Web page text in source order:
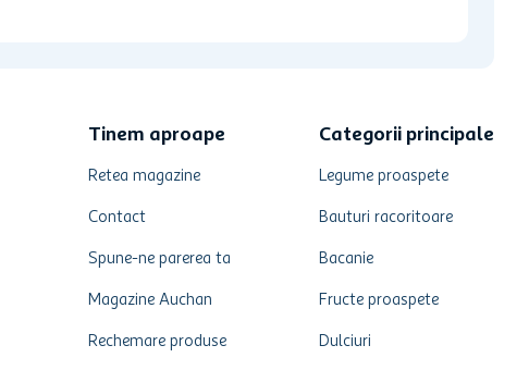
Tinem aproape
Retea magazine
Contact
Spune-ne parerea ta
Magazine Auchan
Rechemare produse
Categorii principale
Legume proaspete
Bauturi racoritoare
Bacanie
Fructe proaspete
Dulciuri